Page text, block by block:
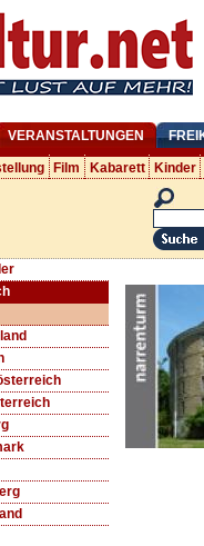
VERANSTALTUNGEN
Film Kabarett Kinder